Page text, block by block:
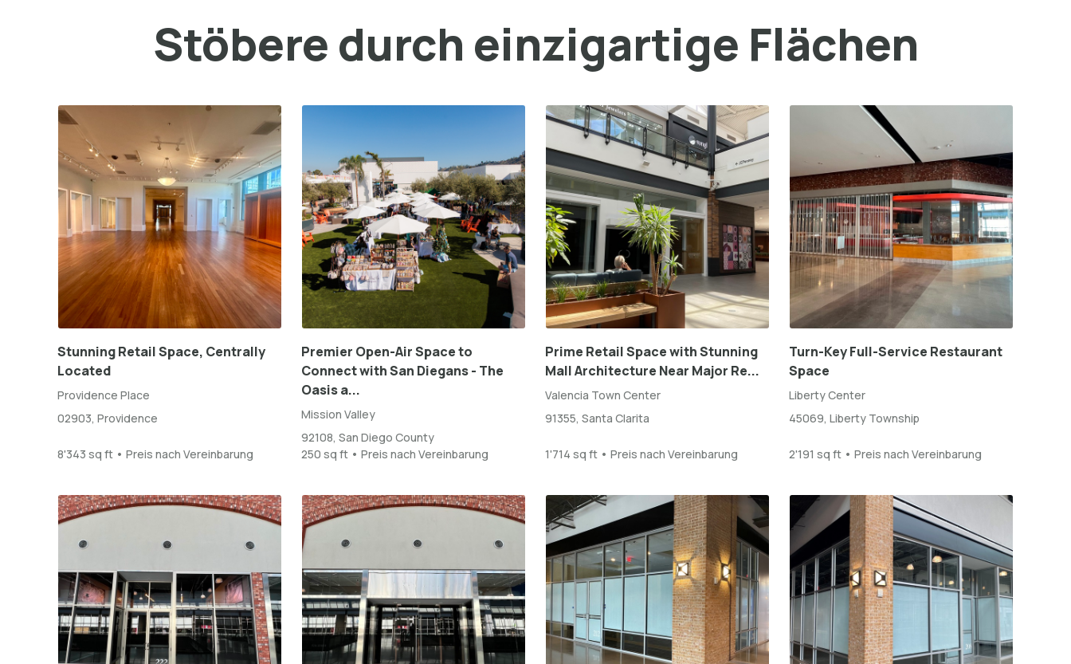
Stöbere durch einzigartige Flächen
Stunning Retail Space, Centrally
Located
Providence Place
02903, Providence
8'343 sq ft • Preis nach Vereinbarung
Premier Open-Air Space to
Connect with San Diegans - The
Oasis a...
Mission Valley
92108, San Diego County
250 sq ft • Preis nach Vereinbarung
Prime Retail Space with Stunning
Mall Architecture Near Major Re...
Valencia Town Center
91355, Santa Clarita
1'714 sq ft • Preis nach Vereinbarung
Turn-Key Full-Service Restaurant
Space
Liberty Center
45069, Liberty Township
2'191 sq ft • Preis nach Vereinbarung